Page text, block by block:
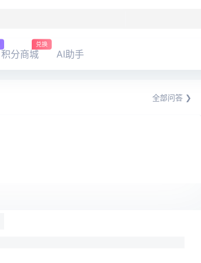
积分商城
兑换
AI助手
全部问答 ❯